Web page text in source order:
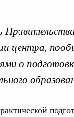
центра,
о
среда